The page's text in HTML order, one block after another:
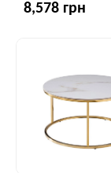
8,578 грн